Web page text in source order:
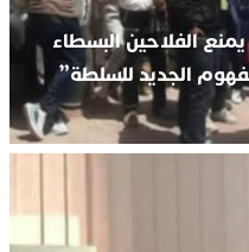
الفلاحين البسطاء
الجديد للسلطة”